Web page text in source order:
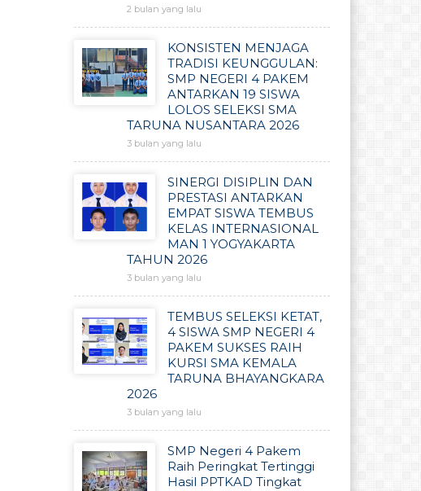
2 bulan yang lalu
KONSISTEN MENJAGA
TRADISI KEUNGGULAN:
SMP NEGERI 4 PAKEM
ANTARKAN 19 SISWA
LOLOS SELEKSI SMA
TARUNA NUSANTARA 2026
3 bulan yang lalu
SINERGI DISIPLIN DAN
PRESTASI ANTARKAN
EMPAT SISWA TEMBUS
KELAS INTERNASIONAL
MAN 1 YOGYAKARTA
TAHUN 2026
3 bulan yang lalu
TEMBUS SELEKSI KETAT,
4 SISWA SMP NEGERI 4
PAKEM SUKSES RAIH
KURSI SMA KEMALA
TARUNA BHAYANGKARA
2026
3 bulan yang lalu
SMP Negeri 4 Pakem
Raih Peringkat Tertinggi
Hasil PPTKAD Tingkat